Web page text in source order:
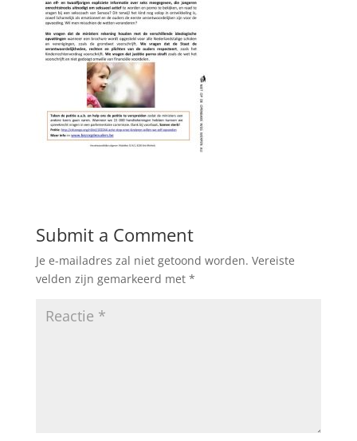
Submit a Comment
Je e-mailadres zal niet getoond worden. Vereiste
velden zijn gemarkeerd met *